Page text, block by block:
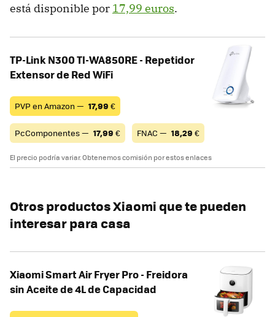
está disponible por 17,99 euros.
TP-Link N300 Tl-WA850RE - Repetidor
Extensor de Red WiFi
PVP en Amazon — 17,99 €
PcComponentes — 17,99 € FNAC — 18,29 €
El precio podría variar. Obtenemos comisión por estos enlaces
Otros productos Xiaomi que te pueden
interesar para casa
Xiaomi Smart Air Fryer Pro - Freidora
sin Aceite de 4L de Capacidad